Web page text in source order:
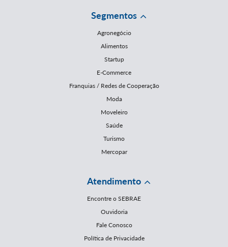
Segmentos
Agronegócio
Alimentos
Startup
E-Commerce
Franquias / Redes de Cooperação
Moda
Moveleiro
Saúde
Turismo
Mercopar
Atendimento
Encontre o SEBRAE
Ouvidoria
Fale Conosco
Política de Privacidade